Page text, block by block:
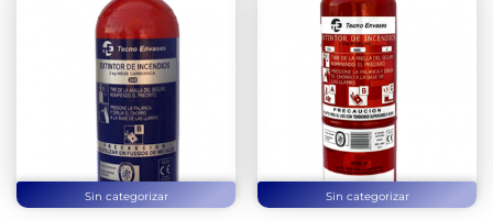
Sin categorizar Sin categorizar